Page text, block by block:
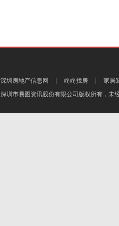
深圳房地产信息网 咚咚找房 家居
深圳市易图资讯股份有限公司 版权所有，未